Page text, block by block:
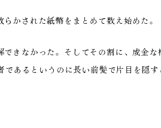
かされた紙幣をまとめて数え始めた。
きなかった。そしてその割に、成金な
あるというのに長い前髪で片目を隠す